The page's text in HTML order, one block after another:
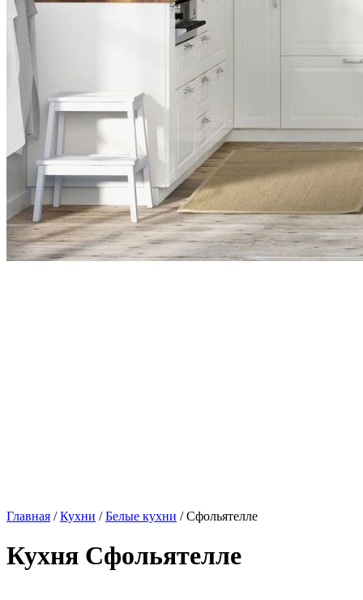
Главная /Кухни /Белые кухни / Сфольятелле
Кухня Сфольятелле